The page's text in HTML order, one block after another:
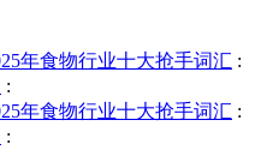
年食物行业十大抢手词汇 :
:
年食物行业十大抢手词汇 :
: